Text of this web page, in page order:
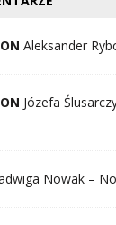
Aleksander
Józefa
Nowak –